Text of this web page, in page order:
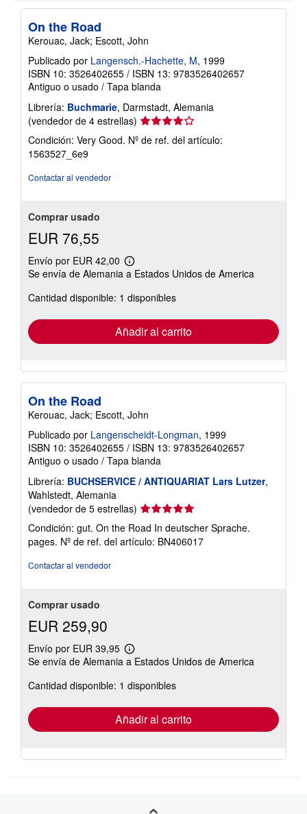
r
a
r
a
e
On the Road
Kerouac, Jack; Escott, John
Publicado por Langensch.-Hachette, M, 1999
ISBN 10: 3526402655 / ISBN 13: 9783526402657
Antiguo o usado / Tapa blanda
Librería: Buchmarie, Darmstadt, Alemania
(vendedor de 4 estrellas) Calificación
del
vendedor:
Condición: Very Good. Nº de ref. del artículo:
1563527_6e9
Contactar al vendedor
Comprar usado
EUR 76,55
Envío por EUR 42,00
Más
información
las
tarifas
envío
Se envía de Alemania a Estados Unidos de America
Cantidad disponible: 1 disponibles
Añadir al carrito
On the Road
Kerouac, Jack; Escott, John
Publicado por Langenscheidt-Longman, 1999
ISBN 10: 3526402655 / ISBN 13: 9783526402657
Antiguo o usado / Tapa blanda
Librería: BUCHSERVICE / ANTIQUARIAT Lars Lutzer,
Wahlstedt, Alemania
(vendedor de 5 estrellas) Calificación
del
vendedor:
5
Condición: gut. On the Road In deutscher Sprache.
pages. Nº de ref. del artículo: BN406017
Contactar al vendedor
Comprar usado
EUR 259,90
Envío por EUR 39,95
Más
información
las
tarifas
envío
Se envía de Alemania a Estados Unidos de America
Cantidad disponible: 1 disponibles
Añadir al carrito